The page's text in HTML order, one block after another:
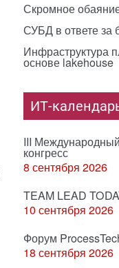
Скромное
СУБД в ответе за
Инфраструктура
основе lakehouse
ИТ-
III
конгресс
8 сентября 2026
TEAM LEAD
10 сентября 2026
Форум
18 сентября 2026